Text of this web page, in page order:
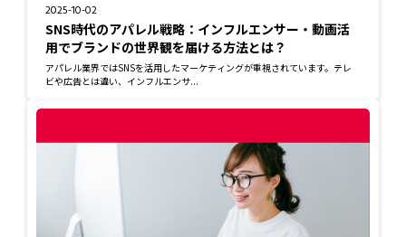
2025-10-02
SNS時代のアパレル戦略：インフルエンサー・動画活
用でブランドの世界観を届ける方法とは？
アパレル業界ではSNSを活用したマーケティングが重視されています。テレ
ビや広告とは違い、インフルエンサ...